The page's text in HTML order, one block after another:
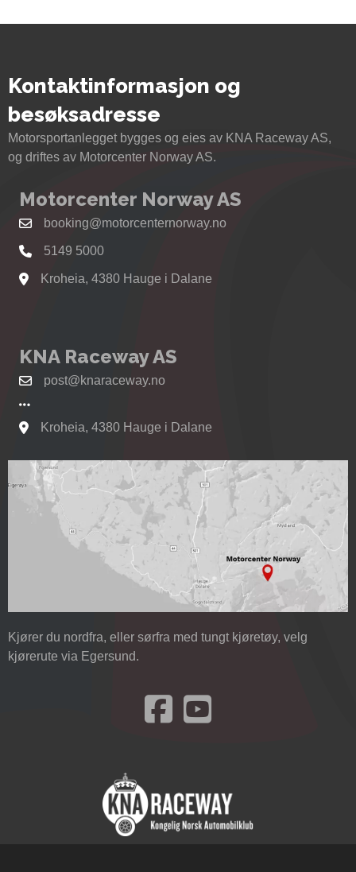
Kontaktinformasjon og
besøksadresse
Motorsportanlegget bygges og eies av KNA Raceway AS,
og driftes av Motorcenter Norway AS.
Motorcenter Norway AS
booking@motorcenternorway.no
5149 5000
Se kart til Motorcenter Norway i Sokndal
Kroheia, 4380 Hauge i Dalane
KNA Raceway AS
post@knaraceway.no
Se kart til Motorcenter Norway i Sokndal
Kroheia, 4380 Hauge i Dalane
Kjører du nordfra, eller sørfra med tungt kjøretøy, velg
kjørerute via Egersund.
Besøk oss på Facebook